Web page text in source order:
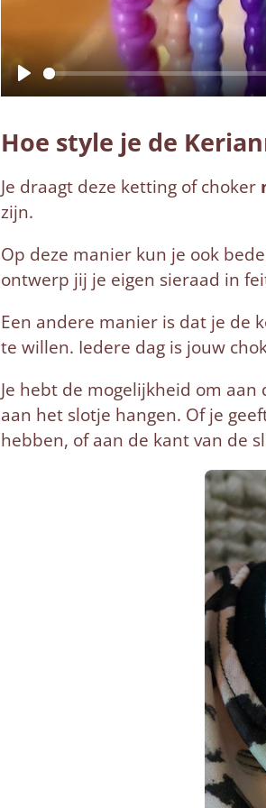
P
a
y
Hoe style je de
Je draagt deze ketting of choker
zijn.
Op deze manier kun je ook
ontwerp jij je eigen sieraad in
Een andere manier is dat je de
te willen. Iedere dag is jouw
Je hebt de mogelijkheid om
aan het slotje hangen. Of je
hebben, of aan de kant van de